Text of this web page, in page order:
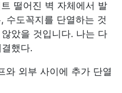
떨어진 벽 자체에서 발
수도꼭지를 단열하는 것
았을 것입니다. 나는 다
했다.
와 외부 사이에 추가 단열